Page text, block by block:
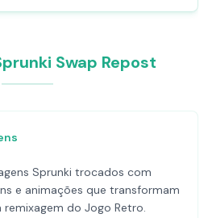
Swap Repost
Sprunki trocados com
e animações que transformam
remixagem do Jogo Retro.